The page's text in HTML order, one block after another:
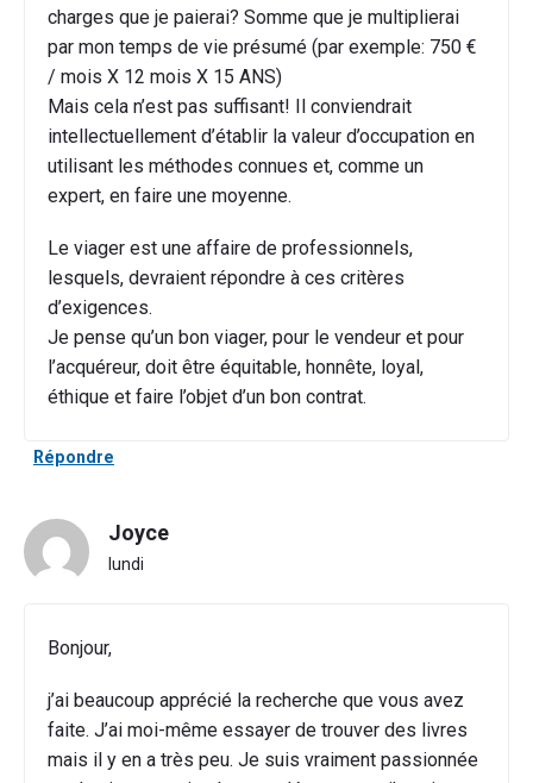
charges que je paierai? Somme que je multiplierai
par mon temps de vie présumé (par exemple: 750 €
/ mois X 12 mois X 15 ANS)
Mais cela n’est pas suffisant! Il conviendrait
intellectuellement d’établir la valeur d’occupation en
utilisant les méthodes connues et, comme un
expert, en faire une moyenne.
Le viager est une affaire de professionnels,
lesquels, devraient répondre à ces critères
d’exigences.
Je pense qu’un bon viager, pour le vendeur et pour
l’acquéreur, doit être équitable, honnête, loyal,
éthique et faire l’objet d’un bon contrat.
Répondre
Joyce
lundi
Bonjour,
j’ai beaucoup apprécié la recherche que vous avez
faite. J’ai moi-même essayer de trouver des livres
mais il y en a très peu. Je suis vraiment passionnée